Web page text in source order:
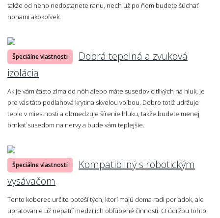
takže od neho nedostanete ranu, nech už po ňom budete šúchať
nohami akokoľvek.
Špeciálne vlastnosti
Dobrá tepelná a zvuková
izolácia
Ak je vám často zima od nôh alebo máte susedov citlivých na hluk, je
pre vás táto podlahová krytina skvelou voľbou. Dobre totiž udržuje
teplo v miestnosti a obmedzuje šírenie hluku, takže budete menej
brnkať susedom na nervy a bude vám teplejšie.
Špeciálne vlastnosti
Kompatibilný s robotickým
vysávačom
Tento koberec určite poteší tých, ktorí majú doma radi poriadok, ale
upratovanie už nepatrí medzi ich obľúbené činnosti. O údržbu tohto